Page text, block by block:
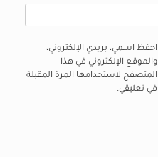
احفظ اسمي، بريدي الإلكتروني،
والموقع الإلكتروني في هذا
المتصفح لاستخدامها المرة المقبلة
في تعليقي.